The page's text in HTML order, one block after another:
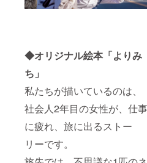
◆オリジナル絵本「よりみ
ち」
私たちが描いているのは、
社会人2年目の女性が、仕事
に疲れ、旅に出るストー
リーです。